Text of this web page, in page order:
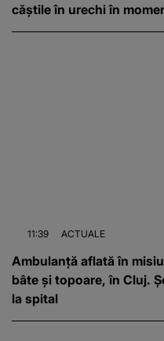
căștile în urechi în
11:39 ACTUALE
Ambulanță aflată în
bâte și topoare, în Cluj. Șoferul a ajuns în stare gravă
la spital